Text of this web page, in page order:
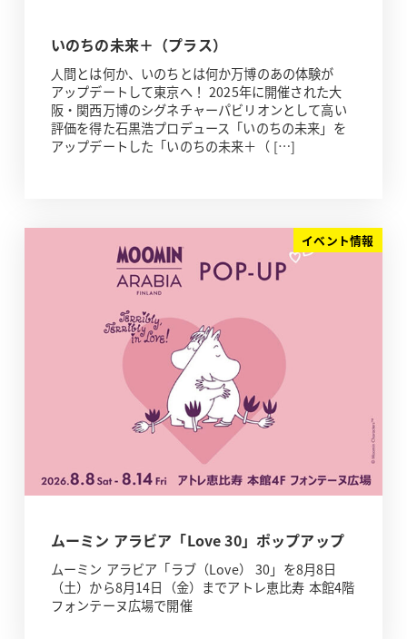
いのちの未来＋（プラス）
⼈間とは何か、いのちとは何か万博のあの体験が
アップデートして東京へ！ 2025年に開催された大
阪・関西万博のシグネチャーパビリオンとして高い
評価を得た石黒浩プロデュース「いのちの未来」を
アップデートした「いのちの未来＋（ […]
イベント情報
ムーミン アラビア「Love 30」ポップアップ
ムーミン アラビア「ラブ（Love） 30」を8月8日
（土）から8月14日（金）までアトレ恵比寿 本館4階
フォンテーヌ広場で開催